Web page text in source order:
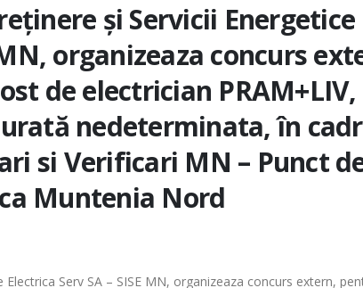
şi Servicii Energetice
organizeaza concurs
de electrician PRAM+LIV,
nedeterminata, în
si Verificari MN – Punct
Muntenia Nord
Serv SA – SISE MN, organizeaza concurs extern,